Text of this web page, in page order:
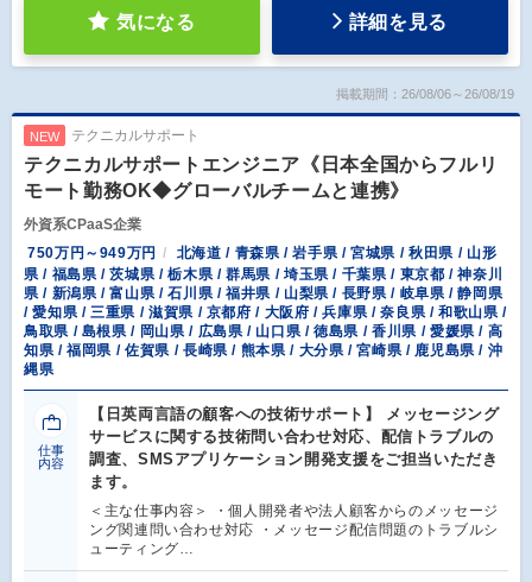
気になる 詳細を見る
掲載期間：26/08/06～26/08/19
NEW テクニカルサポート
テクニカルサポートエンジニア《日本全国からフルリ
モート勤務OK◆グローバルチームと連携》
外資系CPaaS企業
750万円～949万円
北海道 / 青森県 / 岩手県 / 宮城県 / 秋田県 / 山形
県 / 福島県 / 茨城県 / 栃木県 / 群馬県 / 埼玉県 / 千葉県 / 東京都 / 神奈川
県 / 新潟県 / 富山県 / 石川県 / 福井県 / 山梨県 / 長野県 / 岐阜県 / 静岡県
/ 愛知県 / 三重県 / 滋賀県 / 京都府 / 大阪府 / 兵庫県 / 奈良県 / 和歌山県 /
鳥取県 / 島根県 / 岡山県 / 広島県 / 山口県 / 徳島県 / 香川県 / 愛媛県 / 高
知県 / 福岡県 / 佐賀県 / 長崎県 / 熊本県 / 大分県 / 宮崎県 / 鹿児島県 / 沖
縄県
仕事
内容
【日英両言語の顧客への技術サポート】 メッセージング
サービスに関する技術問い合わせ対応、配信トラブルの
調査、SMSアプリケーション開発支援をご担当いただき
ます。
＜主な仕事内容＞ ・個人開発者や法人顧客からのメッセージ
ング関連問い合わせ対応 ・メッセージ配信問題のトラブルシ
ューティング…